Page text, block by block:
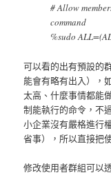
# Allow
command
%sudo
可以看的出有預設的
能會有略有出入），
太高、什麼事情都能
制能執行的命令，不
小企業沒有嚴格進行
省事），所以直接把
修改使用者群組可以